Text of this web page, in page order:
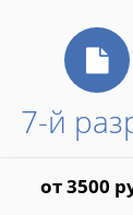
7-й
от 3500